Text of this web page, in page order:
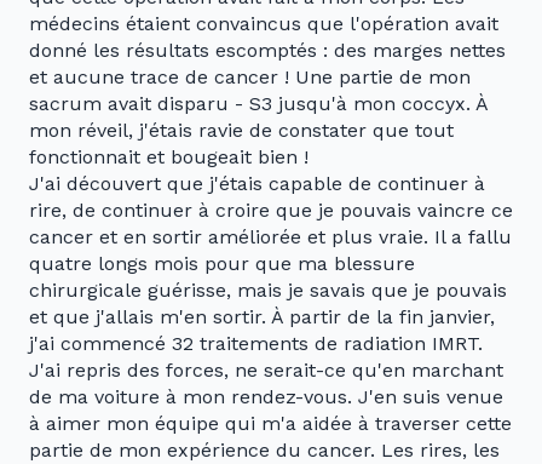
médecins étaient convaincus que l'opération avait
donné les résultats escomptés : des marges nettes
et aucune trace de cancer ! Une partie de mon
sacrum avait disparu - S3 jusqu'à mon coccyx. À
mon réveil, j'étais ravie de constater que tout
fonctionnait et bougeait bien !
J'ai découvert que j'étais capable de continuer à
rire, de continuer à croire que je pouvais vaincre ce
cancer et en sortir améliorée et plus vraie. Il a fallu
quatre longs mois pour que ma blessure
chirurgicale guérisse, mais je savais que je pouvais
et que j'allais m'en sortir. À partir de la fin janvier,
j'ai commencé 32 traitements de radiation IMRT.
J'ai repris des forces, ne serait-ce qu'en marchant
de ma voiture à mon rendez-vous. J'en suis venue
à aimer mon équipe qui m'a aidée à traverser cette
partie de mon expérience du cancer. Les rires, les